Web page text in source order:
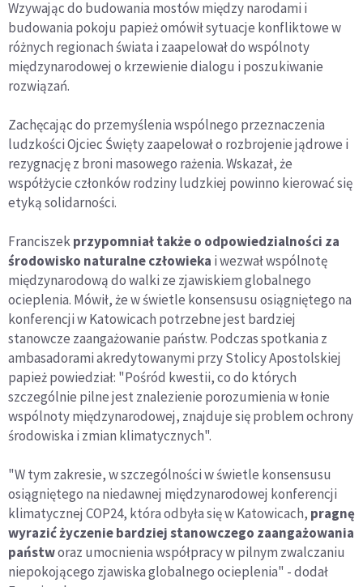
Wzywając do budowania mostów między narodami i
budowania pokoju papież omówił sytuacje konfliktowe w
różnych regionach świata i zaapelował do wspólnoty
międzynarodowej o krzewienie dialogu i poszukiwanie
rozwiązań.
Zachęcając do przemyślenia wspólnego przeznaczenia
ludzkości Ojciec Święty zaapelował o rozbrojenie jądrowe i
rezygnację z broni masowego rażenia. Wskazał, że
współżycie członków rodziny ludzkiej powinno kierować się
etyką solidarności.
Franciszekprzypomniał także o odpowiedzialności za
środowisko naturalne człowieka i wezwał wspólnotę
międzynarodową do walki ze zjawiskiem globalnego
ocieplenia. Mówił, że w świetle konsensusu osiągniętego na
konferencji w Katowicach potrzebne jest bardziej
stanowcze zaangażowanie państw. Podczas spotkania z
ambasadorami akredytowanymi przy Stolicy Apostolskiej
papież powiedział: "Pośród kwestii, co do których
szczególnie pilne jest znalezienie porozumienia w łonie
wspólnoty międzynarodowej, znajduje się problem ochrony
środowiska i zmian klimatycznych".
"W tym zakresie, w szczególności w świetle konsensusu
osiągniętego na niedawnej międzynarodowej konferencji
klimatycznej COP24, która odbyła się w Katowicach, pragnę
wyrazić życzenie bardziej stanowczego zaangażowania
państworaz umocnienia współpracy w pilnym zwalczaniu
niepokojącego zjawiska globalnego ocieplenia" - dodał